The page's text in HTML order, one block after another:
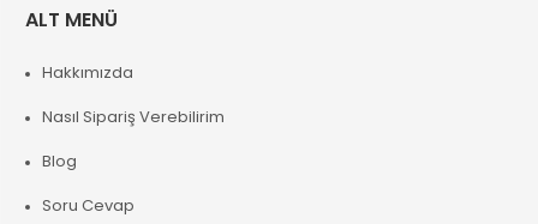
ALT MENÜ
Hakkımızda
Nasıl Sipariş Verebilirim
Blog
Soru Cevap